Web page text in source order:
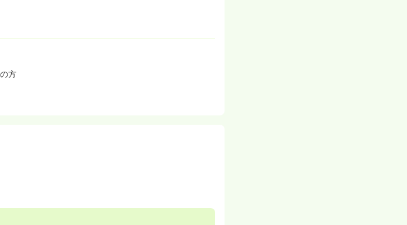
方